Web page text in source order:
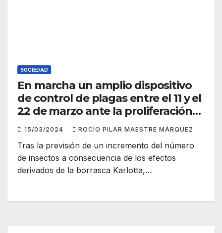
SOCIEDAD
En marcha un amplio dispositivo
de control de plagas entre el 11 y el
22 de marzo ante la proliferación
de mosquitos
15/03/2024 ROCÍO PILAR MAESTRE MÁRQUEZ
Tras la previsión de un incremento del número
de insectos a consecuencia de los efectos
derivados de la borrasca Karlotta,…